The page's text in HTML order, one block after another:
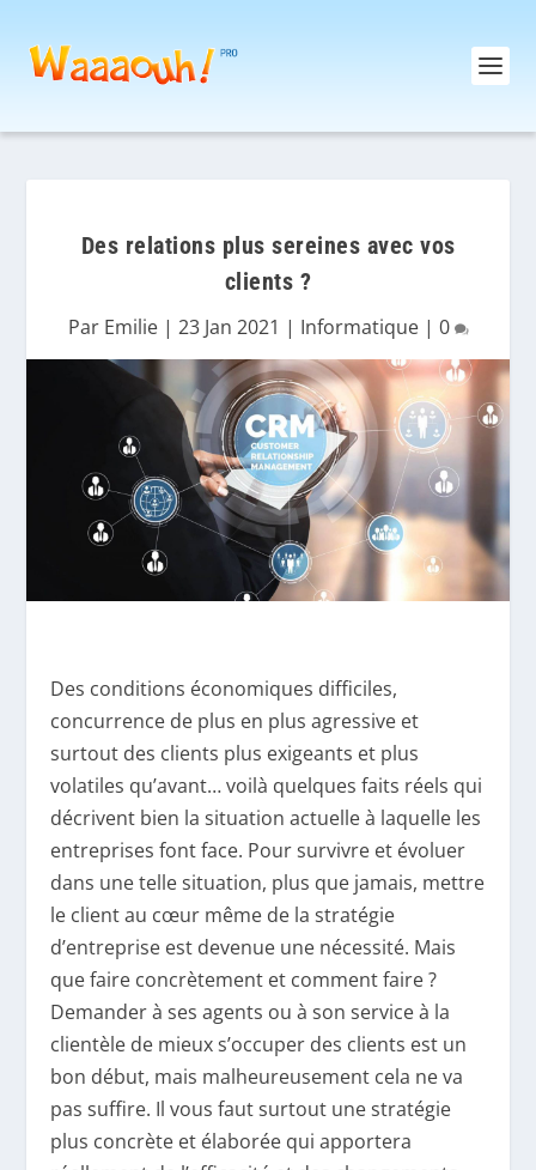
Des relations plus sereines avec vos
clients ?
Par Emilie| 23 Jan 2021 | Informatique| 0
Des conditions économiques difficiles,
concurrence de plus en plus agressive et
surtout des clients plus exigeants et plus
volatiles qu’avant… voilà quelques faits réels qui
décrivent bien la situation actuelle à laquelle les
entreprises font face. Pour survivre et évoluer
dans une telle situation, plus que jamais, mettre
le client au cœur même de la stratégie
d’entreprise est devenue une nécessité. Mais
que faire concrètement et comment faire ?
Demander à ses agents ou à son service à la
clientèle de mieux s’occuper des clients est un
bon début, mais malheureusement cela ne va
pas suffire. Il vous faut surtout une stratégie
plus concrète et élaborée qui apportera